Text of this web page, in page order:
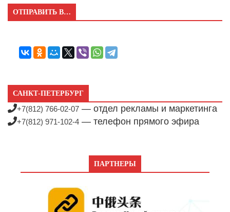
ОТПРАВИТЬ В…
САНКТ-ПЕТЕРБУРГ
+7(812) 766-02-07 — отдел рекламы и маркетинга
+7(812) 971-102-4 — телефон прямого эфира
ПАРТНЕРЫ